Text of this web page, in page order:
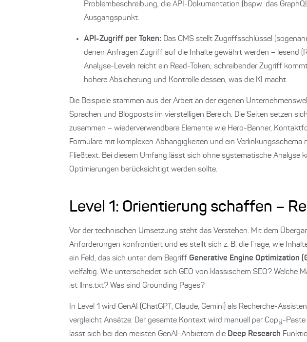
Problembeschreibung, die API-Dokumentation (bspw. das
Ausgangspunkt.
API-Zugriff per Token: Das CMS stellt Zugriffsschlüssel
denen Anfragen Zugriff auf die Inhalte gewährt werden – lesend
Analyse-Leveln reicht ein Read-Token; schreibender Zugriff
höhere Absicherung und Kontrolle dessen, was die KI macht.
Die Beispiele stammen aus der Arbeit an der eigenen
Sprachen und Blogposts im vierstelligen Bereich. Die Seiten setzen
zusammen – wiederverwendbare Elemente wie Hero-Banner,
Formulare mit komplexen Abhängigkeiten und ein
Fließtext. Bei diesem Umfang lässt sich ohne systematische Analyse
Optimierungen berücksichtigt werden sollte.
Level 1: Orientierung schaffen –
Vor der technischen Umsetzung steht das Verstehen. Mit dem
Anforderungen konfrontiert und es stellt sich z. B. die Frage, wie
ein Feld, das sich unter dem Begriff Generative Engine Optimization
vielfältig: Wie unterscheidet sich GEO von klassischem SEO? Welche
ist llms.txt? Was sind Grounding Pages?
In Level 1 wird GenAI (ChatGPT, Claude, Gemini) als Recherche-
vergleicht Ansätze. Der gesamte Kontext wird manuell per Copy-
lässt sich bei den meisten GenAI-Anbietern die Deep Research